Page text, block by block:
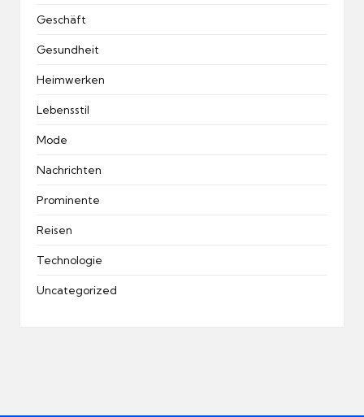
Geschäft
Gesundheit
Heimwerken
Lebensstil
Mode
Nachrichten
Prominente
Reisen
Technologie
Uncategorized